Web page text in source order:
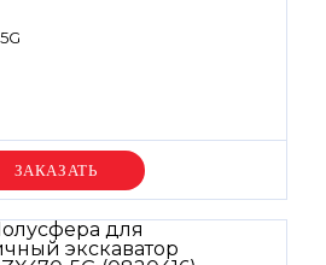
цену